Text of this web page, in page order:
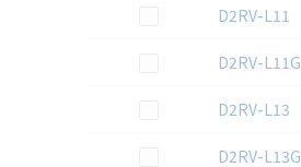
この資料を選択
D2RV-L11
この資料を選択
D2RV-L11G
この資料を選択
D2RV-L13
この資料を選択
D2RV-L13G